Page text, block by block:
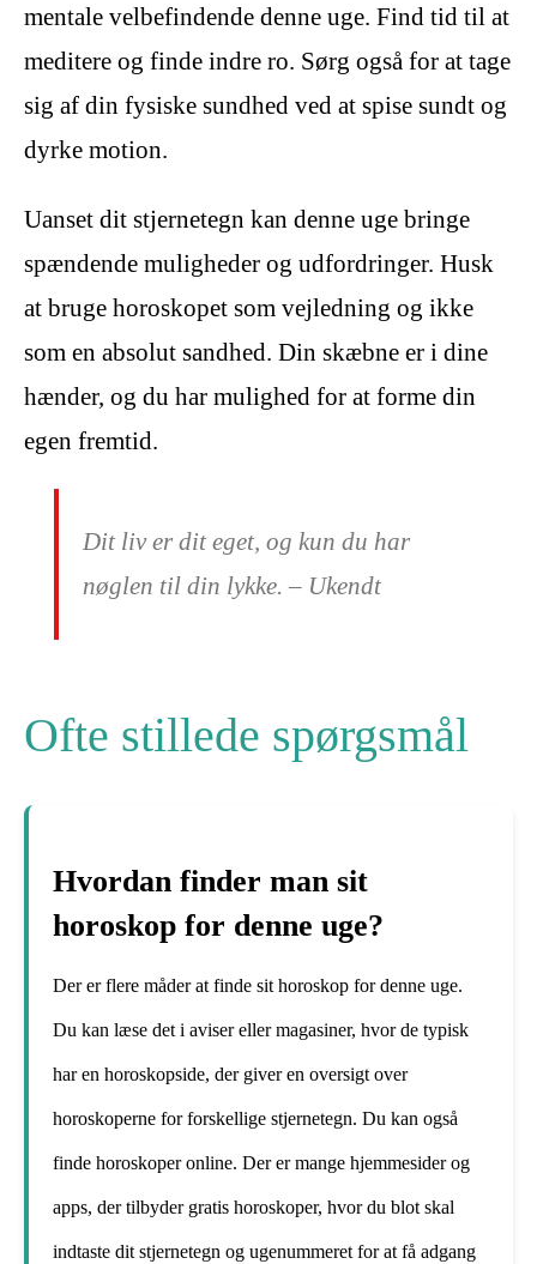
mentale velbefindende denne uge. Find tid til at
meditere og finde indre ro. Sørg også for at tage
sig af din fysiske sundhed ved at spise sundt og
dyrke motion.
Uanset dit stjernetegn kan denne uge bringe
spændende muligheder og udfordringer. Husk
at bruge horoskopet som vejledning og ikke
som en absolut sandhed. Din skæbne er i dine
hænder, og du har mulighed for at forme din
egen fremtid.
Dit liv er dit eget, og kun du har
nøglen til din lykke. – Ukendt
Ofte stillede spørgsmål
Hvordan finder man sit
horoskop for denne uge?
Der er flere måder at finde sit horoskop for denne uge.
Du kan læse det i aviser eller magasiner, hvor de typisk
har en horoskopside, der giver en oversigt over
horoskoperne for forskellige stjernetegn. Du kan også
finde horoskoper online. Der er mange hjemmesider og
apps, der tilbyder gratis horoskoper, hvor du blot skal
indtaste dit stjernetegn og ugenummeret for at få adgang